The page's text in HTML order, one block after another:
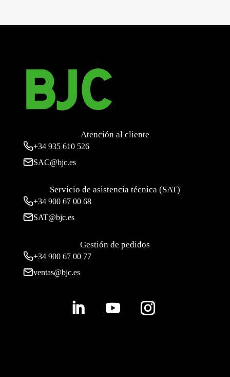
Atención al cliente
+34 935 610 526
SAC@bjc.es
Servicio de asistencia técnica (SAT)
+34 900 67 00 68
SAT@bjc.es
Gestión de pedidos
+34 900 67 00 77
ventas@bjc.es